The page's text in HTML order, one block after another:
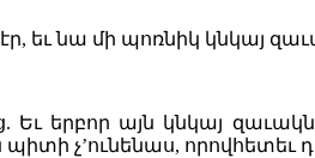
եւ նա մի պոռնիկ կնկայ
երբոր այն կնկայ
չ’ունենաս, որովհետեւ